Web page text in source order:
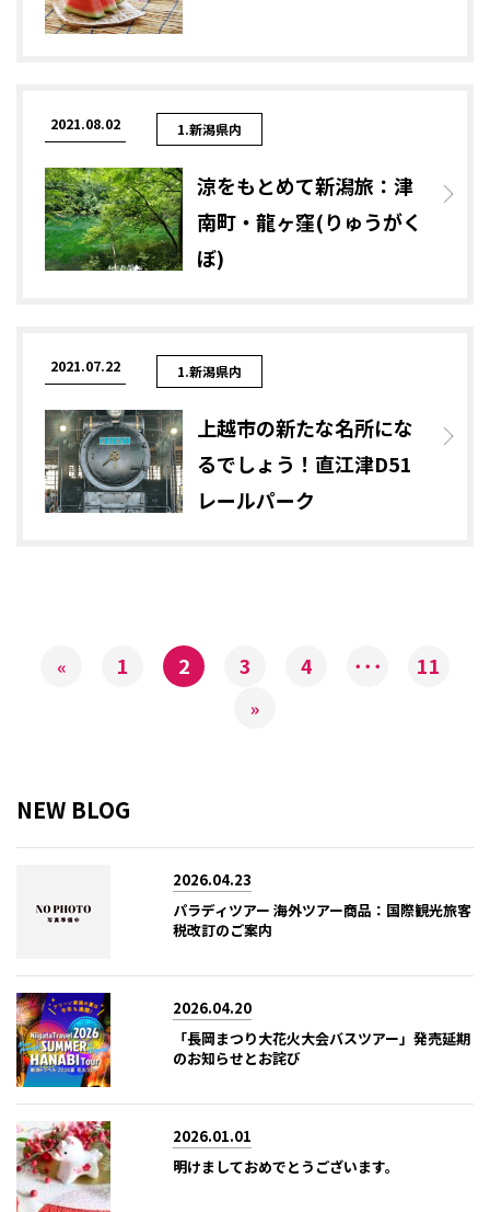
2021.08.02 1.新潟県内
涼をもとめて新潟旅：津
南町・龍ヶ窪(りゅうがく
ぼ)
2021.07.22 1.新潟県内
上越市の新たな名所にな
るでしょう！直江津D51
レールパーク
« 1 2 3 4 ･･･ 11
»
NEW BLOG
2026.04.23
パラディツアー 海外ツアー商品：国際観光旅客
税改訂のご案内
2026.04.20
「長岡まつり大花火大会バスツアー」発売延期
のお知らせとお詫び
2026.01.01
明けましておめでとうございます。